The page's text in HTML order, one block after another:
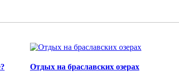
Отдых на браславских озерах